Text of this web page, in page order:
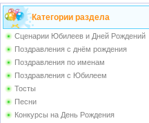
Категории раздела
Сценарии Юбилеев и Дней Рождений
Поздравления с днём рождения
Поздравления по именам
Поздравления с Юбилеем
Тосты
Песни
Конкурсы на День Рождения